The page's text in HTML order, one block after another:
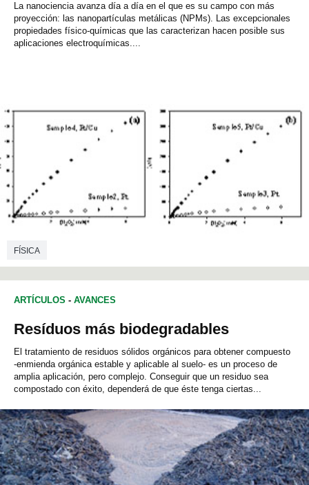
La nanociencia avanza día a día en el que es su campo con más
proyección: las nanopartículas metálicas (NPMs). Las excepcionales
propiedades físico-químicas que las caracterizan hacen posible sus
aplicaciones electroquímicas....
FÍSICA
ARTÍCULOS - AVANCES
Resíduos más biodegradables
El tratamiento de residuos sólidos orgánicos para obtener compuesto
-enmienda orgánica estable y aplicable al suelo- es un proceso de
amplia aplicación, pero complejo. Conseguir que un residuo sea
compostado con éxito, dependerá de que éste tenga ciertas...